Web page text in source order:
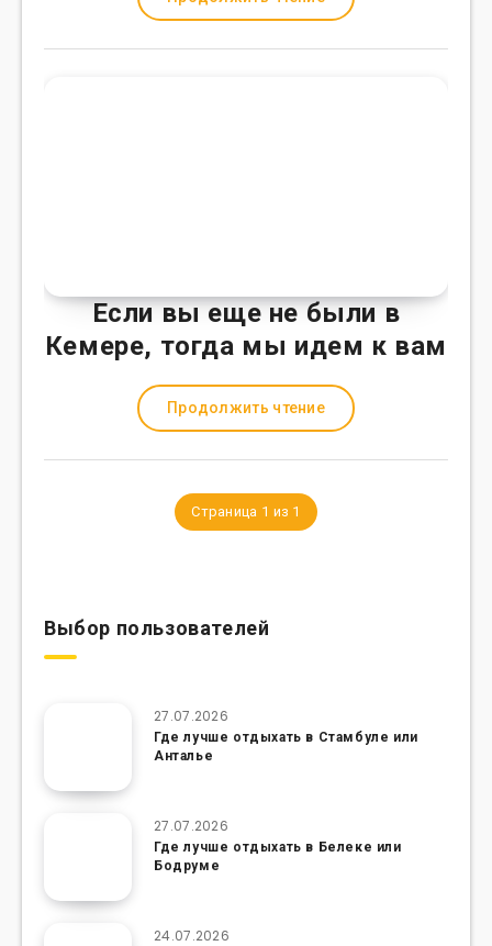
Если вы еще не были в
Кемере, тогда мы идем к вам
Продолжить чтение
Страница 1 из 1
Выбор пользователей
27.07.2026
Где лучше отдыхать в Стамбуле или
Анталье
27.07.2026
Где лучше отдыхать в Белеке или
Бодруме
24.07.2026